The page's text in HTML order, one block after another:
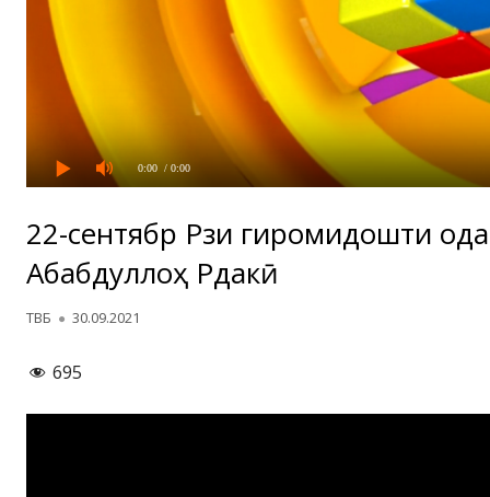
0:00 / 0:00
22-сентябр Рӯзи гиромидошти
Абӯабдуллоҳ Рӯдакӣ
Автор
ТВБ Опубликовано
30.09.2021
695